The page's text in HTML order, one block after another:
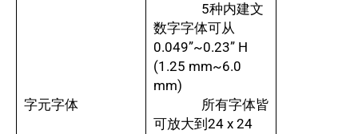
字元字体
5种内建文
数字字体可从
0.049”~0.23” H
(1.25 mm~6.0
mm)
所有字体皆
可放大到24 x 24